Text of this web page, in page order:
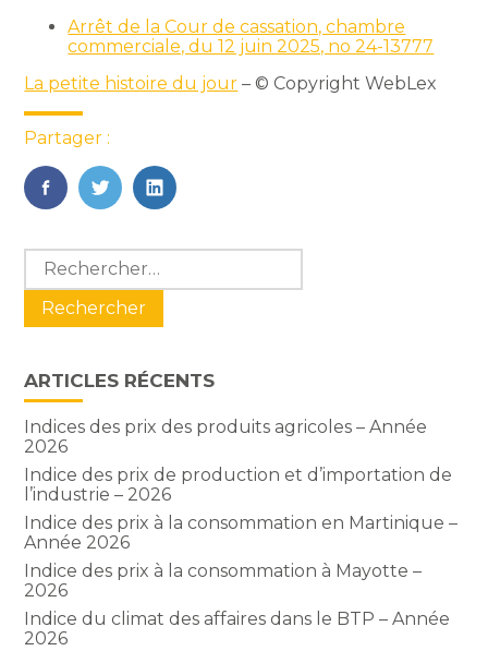
Arrêt de la Cour de cassation, chambre
commerciale, du 12 juin 2025, no 24-13777
La petite histoire du jour – © Copyright WebLex
Partager :
FaceBook
TwitterLinkedIn
Blog
sidebar
Rechercher :
ARTICLES RÉCENTS
Indices des prix des produits agricoles – Année
2026
Indice des prix de production et d’importation de
l’industrie – 2026
Indice des prix à la consommation en Martinique –
Année 2026
Indice des prix à la consommation à Mayotte –
2026
Indice du climat des affaires dans le BTP – Année
2026